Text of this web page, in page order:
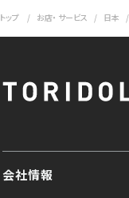
トップ お店・ サービス 日本
会社情報